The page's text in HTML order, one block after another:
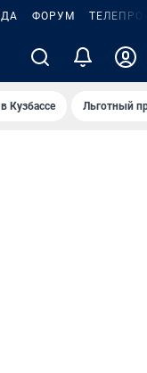
ФОРУМ
Кузбассе Льготный